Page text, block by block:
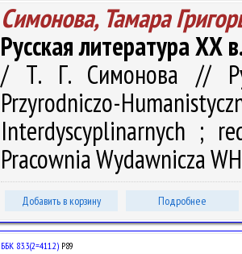
Симонова, Тамара
Русская литература ХХ
/ Т. Г. Симонова //
Przyrodniczo-
Interdyscyplinarnych ;
Pracownia Wydawnicza
Добавить в корзину Подробнее
ББК 83.3(2=411.2) Р89